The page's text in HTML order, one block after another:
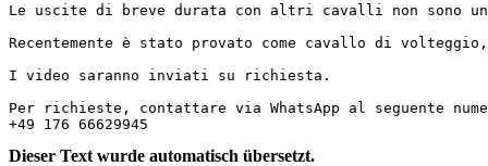
Le uscite di breve durata con altri cavalli non sono
Recentemente è stato provato come cavallo di
I video saranno inviati su richiesta.
Per richieste, contattare via WhatsApp al seguente
+49 176 66629945
Dieser Text wurde automatisch übersetzt.